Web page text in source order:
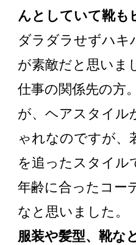
んとしていて靴も
ダラダラせずハキ
が素敵だと思いま
仕事の関係先の方
が、ヘアスタイル
ゃれなのですが、
を追ったスタイル
年齢に合ったコー
なと思いました。
服装や髪型、靴な